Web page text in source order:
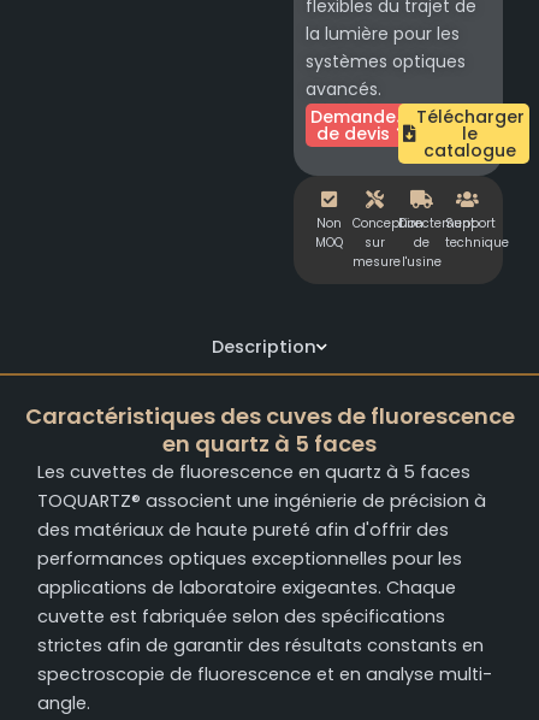
flexibles du trajet de
la lumière pour les
systèmes optiques
avancés.
Demande
de devis
Télécharger
le
catalogue
Non
MOQ
Conception
sur
mesure
Directement
de
l'usine
Support
technique
Description
Caractéristiques des cuves de fluorescence
en quartz à 5 faces
Les cuvettes de fluorescence en quartz à 5 faces
TOQUARTZ® associent une ingénierie de précision à
des matériaux de haute pureté afin d'offrir des
performances optiques exceptionnelles pour les
applications de laboratoire exigeantes. Chaque
cuvette est fabriquée selon des spécifications
strictes afin de garantir des résultats constants en
spectroscopie de fluorescence et en analyse multi-
angle.